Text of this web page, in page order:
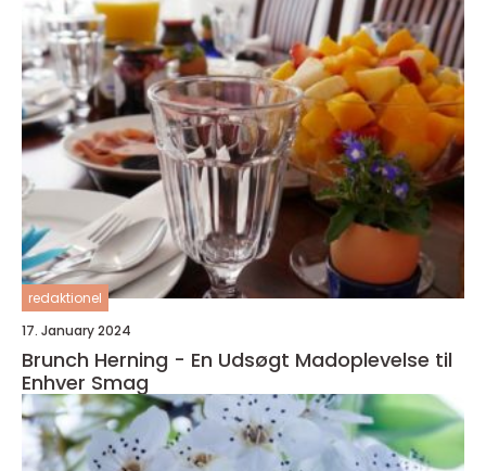
redaktionel
17. January 2024
Brunch Herning - En Udsøgt Madoplevelse til
Enhver Smag